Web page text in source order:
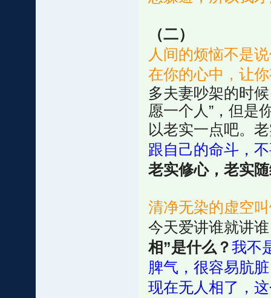
（二）
人间的烦恼不是
在你的心中，让
多夫妻吵架的时
愿一个人”，但是
以老实一点吧。
跟自己的命斗，
老实修心，老实
清净无染的虚空叫
今天爱讲谁就讲
相”是什么？我不
脾气，很容易肮
现在无人相了，